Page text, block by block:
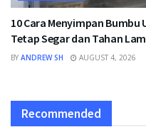
10 Cara Menyimpan Bumbu
Tetap Segar dan Tahan
BY ANDREW SH AUGUST 4, 2026
Recommended